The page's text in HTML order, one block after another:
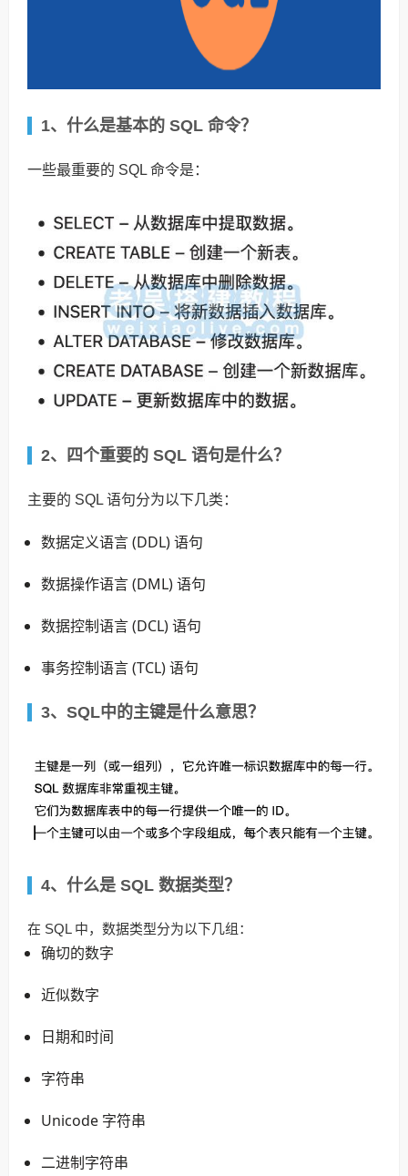
1、什么是基本的 SQL 命令？
一些最重要的 SQL 命令是：
2、四个重要的 SQL 语句是什么？
主要的 SQL 语句分为以下几类：
数据定义语言 (DDL) 语句
数据操作语言 (DML) 语句
数据控制语言 (DCL) 语句
事务控制语言 (TCL) 语句
3、SQL中的主键是什么意思？
4、什么是 SQL 数据类型？
在 SQL 中，数据类型分为以下几组：
确切的数字
近似数字
日期和时间
字符串
Unicode 字符串
二进制字符串